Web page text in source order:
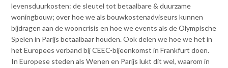
levensduurkosten: de sleutel tot betaalbare & duurzame
woningbouw; over hoe we als bouwkostenadviseurs kunnen
bijdragen aan de wooncrisis en hoe we events als de Olympische
Spelen in Parijs betaalbaar houden. Ook delen we hoe we het in
het Europees verband bij CEEC-bijeenkomst in Frankfurt doen.
In Europese steden als Wenen en Parijs lukt dit wel, waarom in